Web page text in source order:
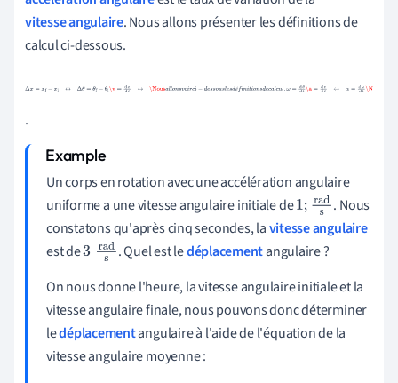
vitesse angulaire. Nous allons présenter les définitions de
calcul ci-dessous.
é
Δx=x f− xi ↔Δθ= θf−θi \v=dxdt↔\Nousallonsvoirci−desso us esdé
.
Un corps en rotation avec une accélération angulaire
uniforme a une vitesse angulaire initiale de1;rads. Nous
constatons qu'après cinq secondes, lavitesse angulaire
est de3 rads.Quel est ledéplacementangulaire ?
On nous donne l'heure, la vitesse angulaire initiale et la
vitesse angulaire finale, nous pouvons donc déterminer
ledéplacementangulaire à l'aide de l'équation de la
vitesse angulaire moyenne :